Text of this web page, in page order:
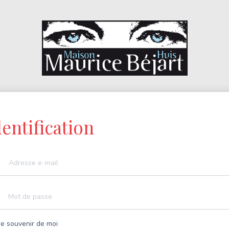
souvenir de moi